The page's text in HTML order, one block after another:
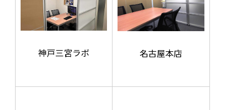
神戸三宮ラボ 名古屋本店